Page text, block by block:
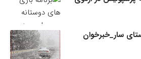
سار_خبرخوان